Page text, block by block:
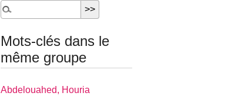
Mots-clés dans le
même groupe
Abdelouahed, Houria